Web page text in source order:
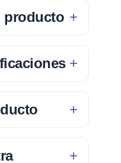
producto